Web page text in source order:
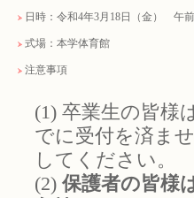
日時：令和4年3月18日（金） 午
式場：本学体育館
注意事項
(1) 卒業生の皆様
でに受付を済ま
してください。
(2) 保護者の皆様